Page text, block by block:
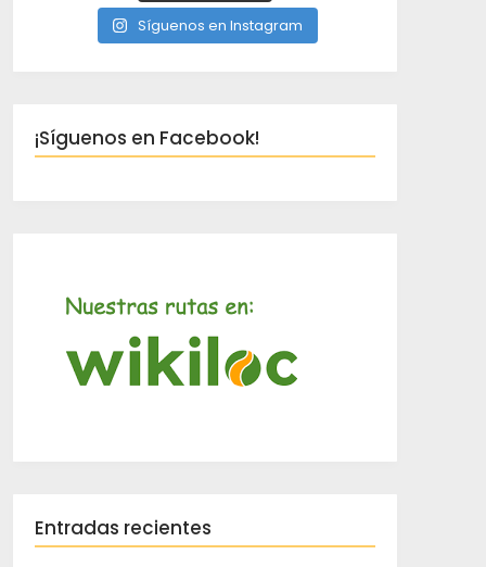
Síguenos en Instagram
¡Síguenos en Facebook!
Entradas recientes